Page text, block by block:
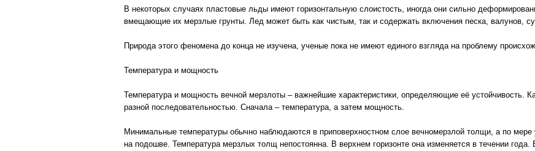
В некоторых случаях пластовые льды имеют горизонтальную слоистость, иногда они сильно
вмещающие их мерзлые грунты. Лед может быть как чистым, так и содержать включения песка, валунов,
Природа этого феномена до конца не изучена, ученые пока не имеют единого взгляда на проблему
Температура и мощность
Температура и мощность вечной мерзлоты – важнейшие характеристики, определяющие её устойчивость.
разной последовательностью. Сначала – температура, а затем мощность.
Минимальные температуры обычно наблюдаются в приповерхностном слое вечномерзлой толщи, а по
на подошве. Температура мерзлых толщ непостоянна. В верхнем горизонте она изменяется в течении